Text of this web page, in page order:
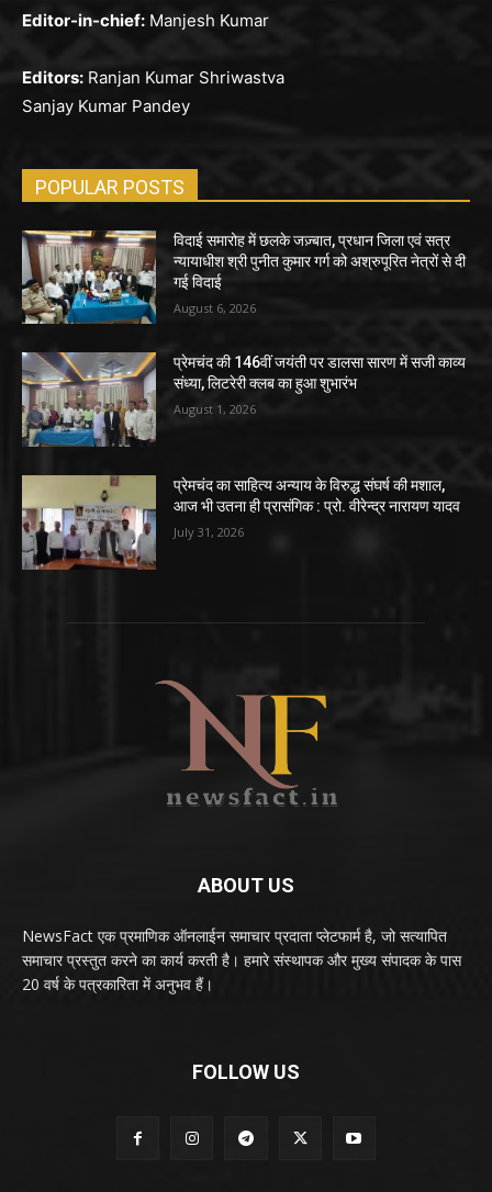
Editor-in-chief: Manjesh Kumar
Editors: Ranjan Kumar Shriwastva
Sanjay Kumar Pandey
POPULAR POSTS
विदाई समारोह में छलके जज़्बात, प्रधान जिला एवं सत्र
न्यायाधीश श्री पुनीत कुमार गर्ग को अश्रुपूरित नेत्रों से दी
गई विदाई
August 6, 2026
प्रेमचंद की 146वीं जयंती पर डालसा सारण में सजी काव्य
संध्या, लिटरेरी क्लब का हुआ शुभारंभ
August 1, 2026
प्रेमचंद का साहित्य अन्याय के विरुद्ध संघर्ष की मशाल,
आज भी उतना ही प्रासंगिक : प्रो. वीरेन्द्र नारायण यादव
July 31, 2026
ABOUT US
NewsFact एक प्रमाणिक ऑनलाईन समाचार प्रदाता प्लेटफार्म है, जो सत्यापित
समाचार प्रस्तुत करने का कार्य करती है। हमारे संस्थापक और मुख्य संपादक के पास
20 वर्ष के पत्रकारिता में अनुभव हैं।
FOLLOW US